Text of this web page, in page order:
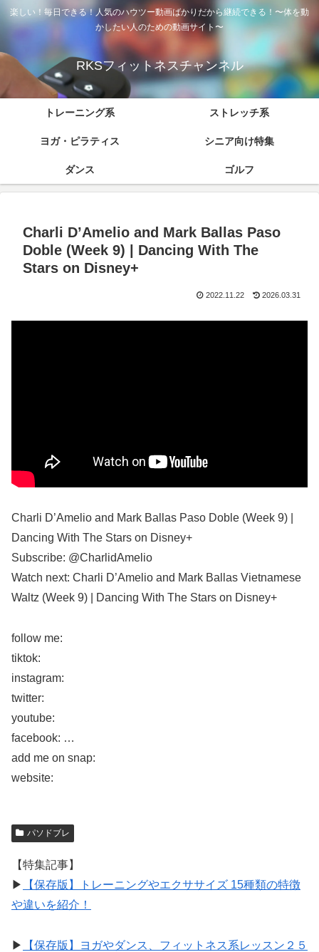
楽しい！毎日できる！人気のハウツー動画ばかりだから継続できる！〜体を動
かしたい人のための動画サイト〜
RKSフィットネスチャンネル
トレーニング系 ストレッチ系
ヨガ・ピラティス シニア向け特集
ダンス ゴルフ
Charli D’Amelio and Mark Ballas Paso
Doble (Week 9) | Dancing With The
Stars on Disney+
2022.11.22 2026.03.31
Charli D’Amelio and Mark Ballas Paso Doble (Week 9) |
Dancing With The Stars on Disney+
Subscribe: @CharlidAmelio
Watch next: Charli D’Amelio and Mark Ballas Vietnamese
Waltz (Week 9) | Dancing With The Stars on Disney+
follow me:
tiktok:
instagram:
twitter:
youtube:
facebook: …
add me on snap:
website:
パソドブレ
【特集記事】
▶︎
【保存版】トレーニングやエクササイズ 15種類の特徴
や違いを紹介！
▶︎
【保存版】ヨガやダンス、フィットネス系レッスン２５